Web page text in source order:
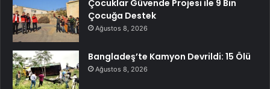
Çocuklar Güvende Projesi ile 9 Bin
Çocuğa Destek
Ağustos 8, 2026
Bangladeş’te Kamyon Devrildi: 15 Ölü
Ağustos 8, 2026